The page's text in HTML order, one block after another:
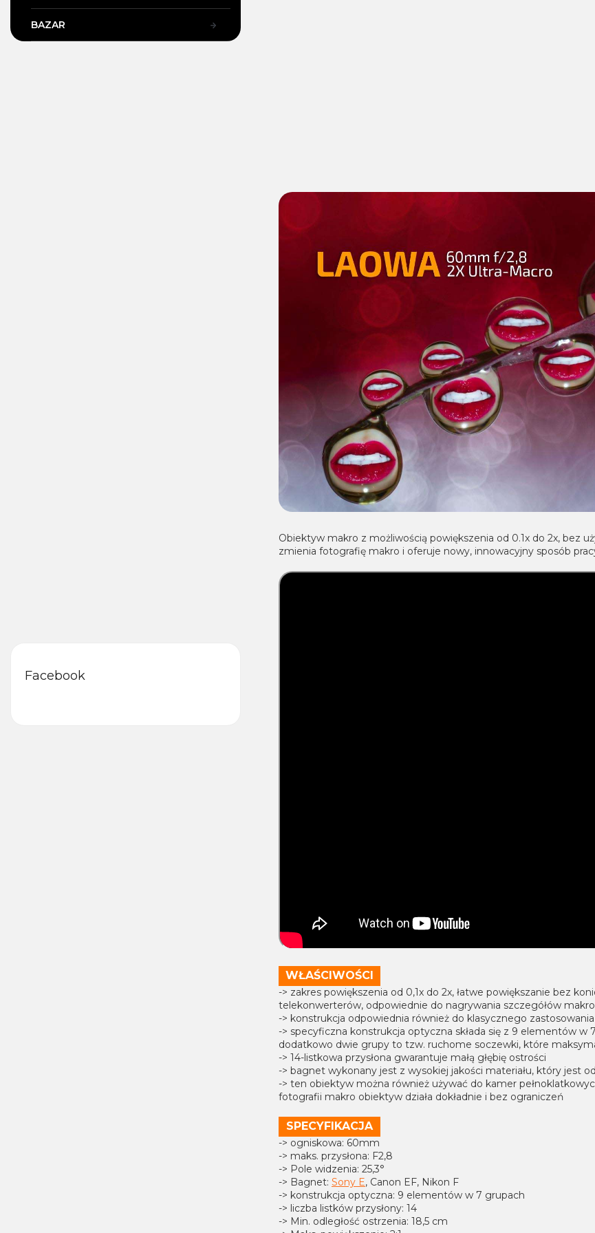
BAZAR
Facebook
Obiektyw makro z możliwością powiększenia od 0.1x do 2x, bez
zmienia fotografię makro i oferuje nowy, innowacyjny sposób
WŁAŚCIWOŚCI
-> zakres powiększenia od 0,1x do 2x, łatwe powiększanie bez
telekonwerterów, odpowiednie do nagrywania szczegółów
-> konstrukcja odpowiednia również do klasycznego
-> specyficzna konstrukcja optyczna składa się z 9 elementów
dodatkowo dwie grupy to tzw. ruchome soczewki, które
-> 14-listkowa przysłona gwarantuje małą głębię ostrości
-> bagnet wykonany jest z wysokiej jakości materiału, który jest
-> ten obiektyw można również używać do kamer
fotografii makro obiektyw działa dokładnie i bez ograniczeń
SPECYFIKACJA
-> ogniskowa: 60mm
-> maks. przysłona: F2,8
-> Pole widzenia: 25,3°
-> Bagnet: Sony E, Canon EF, Nikon F
-> konstrukcja optyczna: 9 elementów w 7 grupach
-> liczba listków przysłony: 14
-> Min. odległość ostrzenia: 18,5 cm